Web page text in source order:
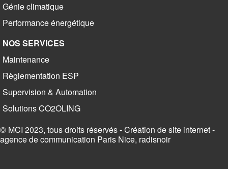
Génie climatique
Performance énergétique
NOS SERVICES
Maintenance
Règlementation ESP
Supervision & Automation
Solutions CO2OLING
© MCI 2023, tous droits réservés -Création de site internet -
agence de communication Paris Nice, radisnoir